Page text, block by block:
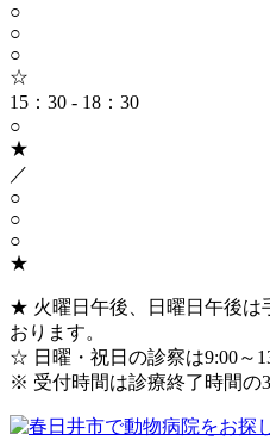
○
○
○
☆
15：30 - 18：30
○
★
／
○
○
○
★
★ 火曜日午後、日曜日午後は
おります。
☆ 日曜・祝日の診察は9:00～
※ 受付時間は診療終了時間の